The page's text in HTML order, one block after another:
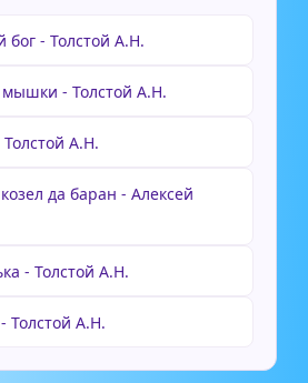
бог - Толстой А.Н.
- Толстой А.Н.
А.Н.
да баран - Алексей
- Толстой А.Н.
Толстой А.Н.